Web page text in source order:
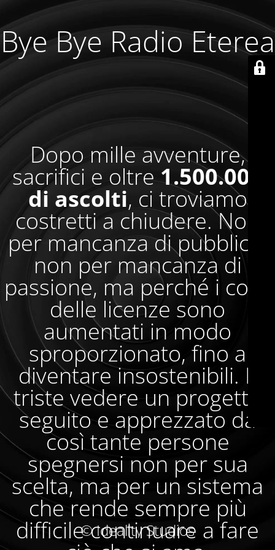
Bye Bye Radio Eterea
Dopo mille avventure,
sacrifici e oltre1.500.000
di ascolti, ci troviamo
costretti a chiudere. Non
per mancanza di pubblico,
non per mancanza di
passione, ma perché i costi
delle licenze sono
aumentati in modo
sproporzionato, fino a
diventare insostenibili. È
triste vedere un progetto
seguito e apprezzato da
così tante persone
spegnersi non per sua
scelta, ma per un sistema
che rende sempre più
difficile continuare a fare
© Ideality Studios